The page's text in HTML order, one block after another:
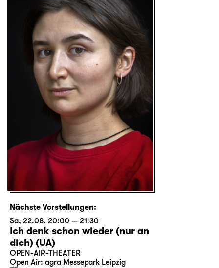
Nächste Vorstellungen:
Sa, 22.08. 20:00 — 21:30
Ich denk schon wieder (nur an
dich) (UA)
OPEN-AIR-THEATER
Open Air: agra Messepark Leipzig